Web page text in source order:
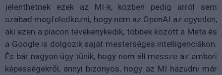
jelenthetnek ezek az MI-k, közben pedig arról sem
szabad megfeledkezni, hogy nem az OpenAI az egyetlen,
aki ezen a piacon tevékenykedik, többek között a Meta és
a Google is dolgozik saját mesterséges intelligenciákon.
És bár nagyon úgy tűnik, hogy nem áll messze az emberi
képességekről, annyi bizonyos, hogy az MI hazudni már